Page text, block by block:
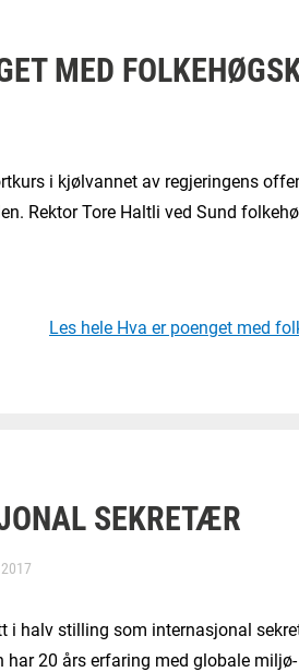
MED
i kjølvannet av regjeringens
Rektor Tore Haltli ved Sund
Les hele Hva er poenget med
SEKRETÆR
i halv stilling som internasjonal
har 20 års erfaring med globale